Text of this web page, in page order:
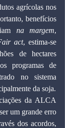
agrícolas nos
benefícios
na margem,
act, estima-se
de hectares
programas de
no sistema
da soja.
da ALCA
um grande erro
dos acordos,